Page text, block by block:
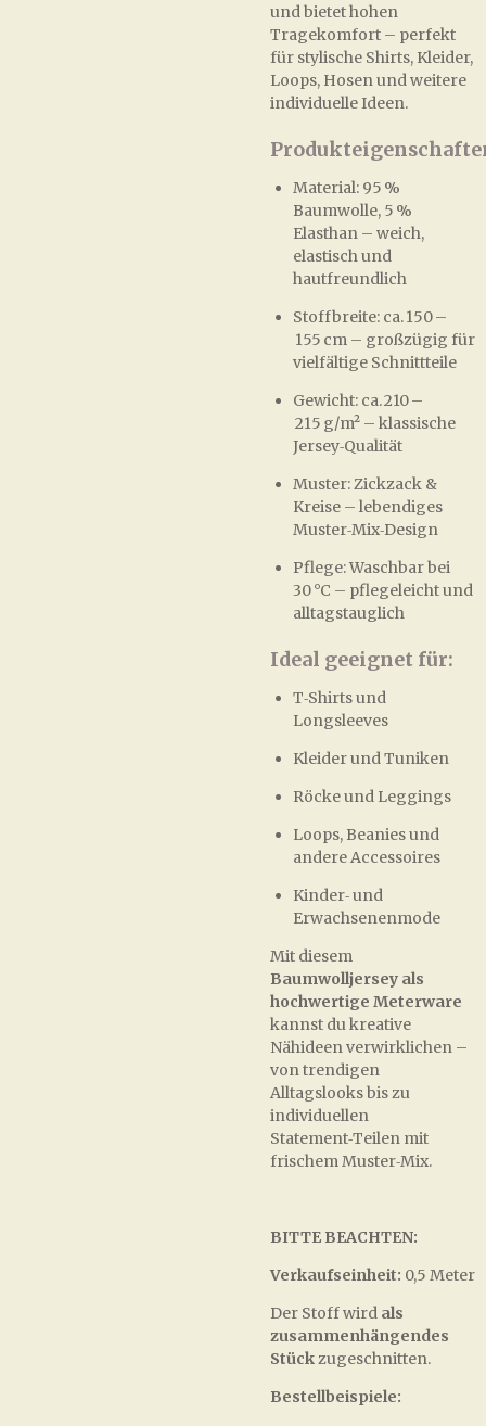
und bietet hohen
Tragekomfort – perfekt
für stylische Shirts, Kleider,
Loops, Hosen und weitere
individuelle Ideen.
Material: 95 %
Baumwolle, 5 %
Elasthan – weich,
elastisch und
hautfreundlich
Stoffbreite: ca. 150 –
155 cm – großzügig für
vielfältige Schnittteile
Gewicht: ca. 210 –
215 g/m² – klassische
Jersey‑Qualität
Muster: Zickzack &
Kreise – lebendiges
Muster‑Mix‑Design
Pflege: Waschbar bei
30 °C – pflegeleicht und
alltagstauglich
Ideal geeignet für:
T‑Shirts und
Longsleeves
Kleider und Tuniken
Röcke und Leggings
Loops, Beanies und
andere Accessoires
Kinder‑ und
Erwachsenenmode
Mit diesem
Baumwolljersey als
hochwertige Meterware
kannst du kreative
Nähideen verwirklichen –
von trendigen
Alltagslooks bis zu
individuellen
Statement‑Teilen mit
frischem Muster‑Mix.
BITTE BEACHTEN:
Verkaufseinheit: 0,5 Meter
Der Stoff wird als
zusammenhängendes
Stück zugeschnitten.
Bestellbeispiele: